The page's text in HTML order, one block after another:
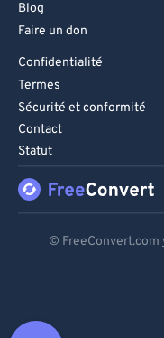
Blog
Faire un don
Confidentialité
Termes
Sécurité et conformité
Contact
Statut
© FreeConvert.com